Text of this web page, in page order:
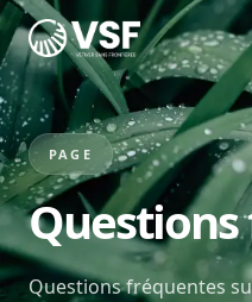
Skip to content
À PROPOS
PROJETS
SERVICES
ACTUALITÉS
CONTACT
PAGE
Questions fréquentes